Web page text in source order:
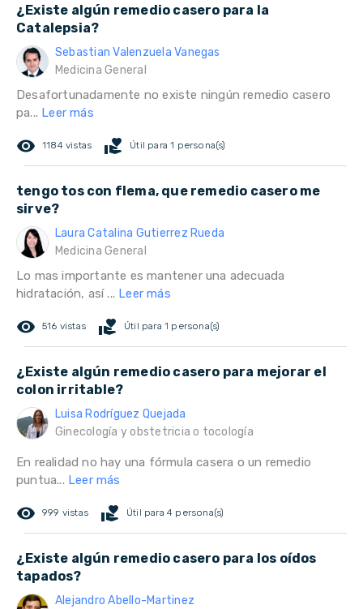
¿Existe algún remedio casero para la
Catalepsia?
Sebastian Valenzuela Vanegas
Medicina General
Desafortunadamente no existe ningún remedio casero
pa... Leer más
remove_red_eye 1184 vistas volunteer_activism Útil para 1 persona(s)
tengo tos con flema, que remedio casero me
sirve?
Laura Catalina Gutierrez Rueda
Medicina General
Lo mas importante es mantener una adecuada
hidratación, así ... Leer más
remove_red_eye 516 vistas volunteer_activism Útil para 1 persona(s)
¿Existe algún remedio casero para mejorar el
colon irritable?
Luisa Rodríguez Quejada
Ginecología y obstetricia o tocología
En realidad no hay una fórmula casera o un remedio
puntua... Leer más
remove_red_eye 999 vistas volunteer_activism Útil para 4 persona(s)
¿Existe algún remedio casero para los oídos
tapados?
Alejandro Abello-Martinez